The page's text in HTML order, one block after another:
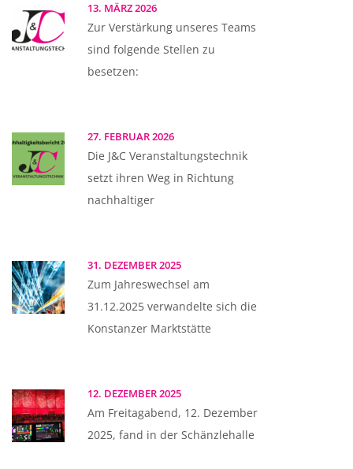
13. MÄRZ 2026
Zur Verstärkung unseres Teams
sind folgende Stellen zu
besetzen:
27. FEBRUAR 2026
Die J&C Veranstaltungstechnik
setzt ihren Weg in Richtung
nachhaltiger
31. DEZEMBER 2025
Zum Jahreswechsel am
31.12.2025 verwandelte sich die
Konstanzer Marktstätte
12. DEZEMBER 2025
Am Freitagabend, 12. Dezember
2025, fand in der Schänzlehalle